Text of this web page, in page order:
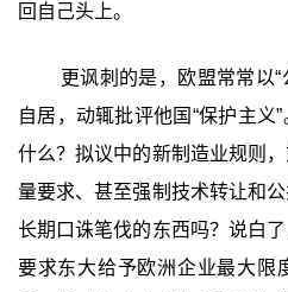
回自己头上。
更讽刺的是，欧盟常常以“
自居，动辄批评他国“保护主义
什么？拟议中的新制造业规则
量要求、甚至强制技术转让和
长期口诛笔伐的东西吗？说白
要求东大给予欧洲企业最大限